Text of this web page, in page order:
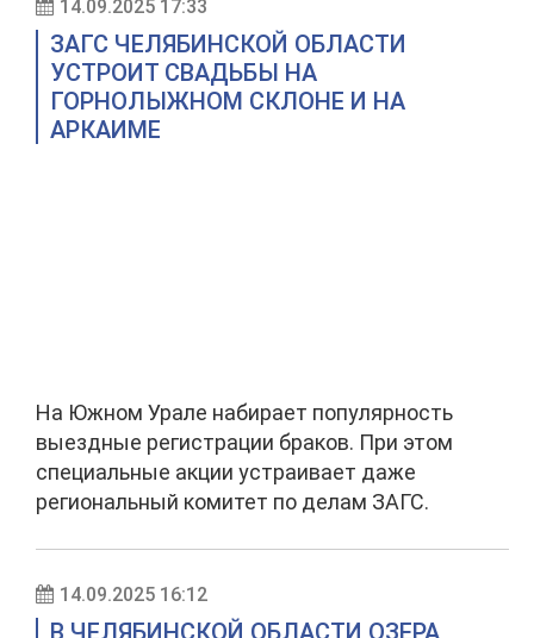
14.09.2025 17:33
ЗАГС ЧЕЛЯБИНСКОЙ ОБЛАСТИ
УСТРОИТ СВАДЬБЫ НА
ГОРНОЛЫЖНОМ СКЛОНЕ И НА
АРКАИМЕ
На Южном Урале набирает популярность
выездные регистрации браков. При этом
специальные акции устраивает даже
региональный комитет по делам ЗАГС.
14.09.2025 16:12
В ЧЕЛЯБИНСКОЙ ОБЛАСТИ ОЗЕРА